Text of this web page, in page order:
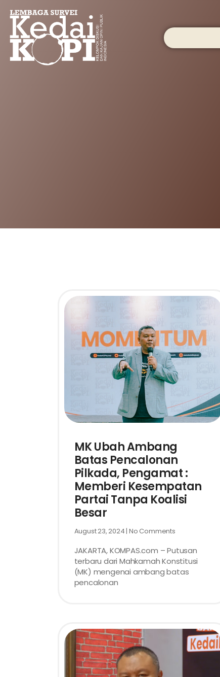
MK Ubah Ambang
Batas Pencalonan
Pilkada, Pengamat :
Memberi Kesempatan
Partai Tanpa Koalisi
Besar
August 23, 2024 No Comments
JAKARTA, KOMPAS.com – Putusan
terbaru dari Mahkamah Konstitusi
(MK) mengenai ambang batas
pencalonan